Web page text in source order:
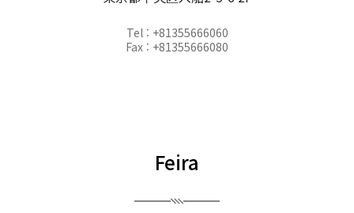
Tel : +81355666060
Fax : +81355666080
Feira